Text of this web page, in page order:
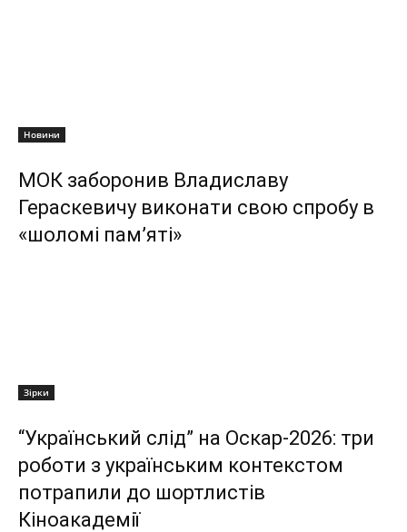
Новини
МОК заборонив Владиславу
Гераскевичу виконати свою спробу в
«шоломі пам’яті»
Зірки
“Український слід” на Оскар-2026: три
роботи з українським контекстом
потрапили до шортлистів
Кіноакадемії